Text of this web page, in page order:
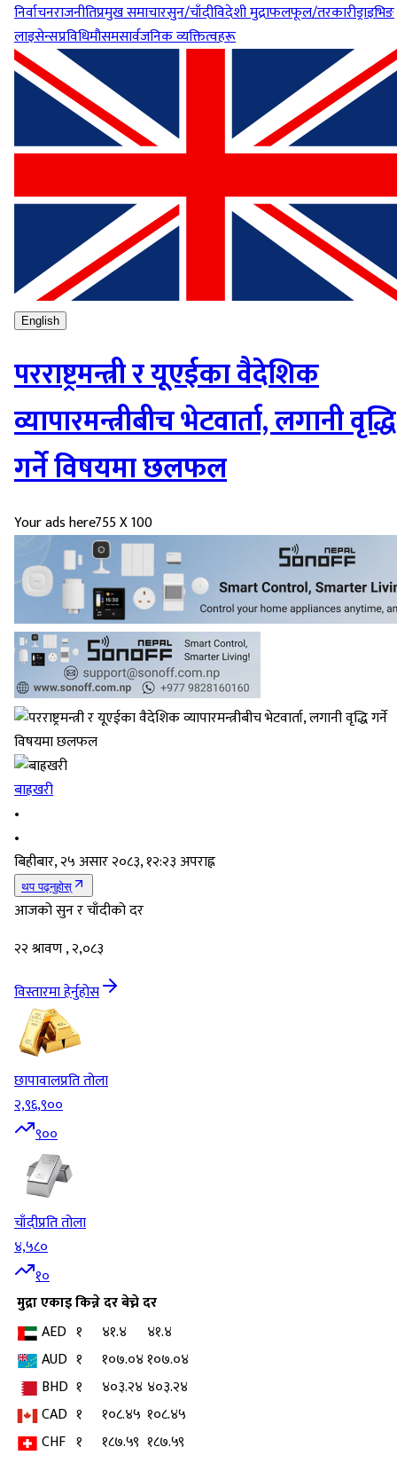
निर्वाचनराजनीतिप्रमुख समाचारसुन/चाँदीविदेशी मुद्राफलफूल/तरकारीड्राइभिङ
लाइसेन्सप्रविधिमौसमसार्वजनिक व्यक्तित्वहरू
English
परराष्ट्रमन्त्री र यूएईका वैदेशिक
व्यापारमन्त्रीबीच भेटवार्ता, लगानी वृद्धि
गर्ने विषयमा छलफल
Your ads here755 X 100
बाह्रखरी
•
•
बिहीबार, २५ असार २०८३, १२:२३ अपराह्न
थप पढ्नुहोस्
आजको सुन र चाँदीको दर
२२ श्रावण , २,०८३
विस्तारमा हेर्नुहोस
छापावालप्रति तोला
२,९६,९००
९००
चाँदीप्रति तोला
४,५८०
१०
मुद्राएकाइकिन्ने दरबेच्ने दर
AED १ ४१.४
४१.४
AUD १ १०७.०४१०७.०४
BHD १ ४०३.२४ ४०३.२४
CAD १ १०८.४५ १०८.४५
CHF १ १८७.५९ १८७.५९